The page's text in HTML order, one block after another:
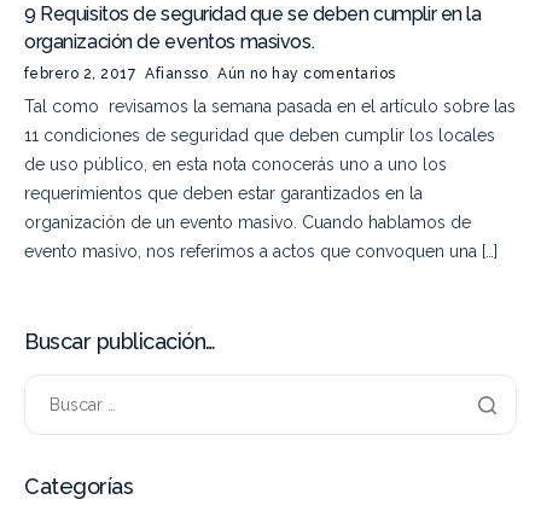
9 Requisitos de seguridad que se deben cumplir en la
organización de eventos masivos.
febrero 2, 2017 Afiansso Aún no hay comentarios
Tal como revisamos la semana pasada en el artículo sobre las
11 condiciones de seguridad que deben cumplir los locales
de uso público, en esta nota conocerás uno a uno los
requerimientos que deben estar garantizados en la
organización de un evento masivo. Cuando hablamos de
evento masivo, nos referimos a actos que convoquen una […]
Buscar publicación…
Categorías